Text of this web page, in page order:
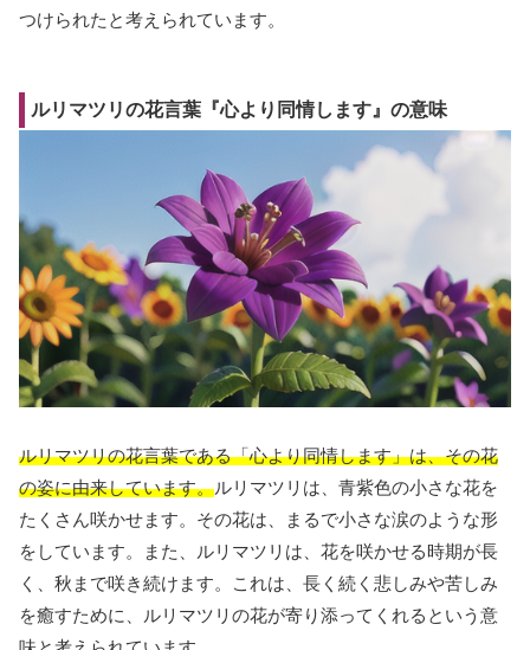
つけられたと考えられています。
ルリマツリの花言葉『心より同情します』の意味
ルリマツリの花言葉である「心より同情します」は、その花
の姿に由来しています。ルリマツリは、青紫色の小さな花を
たくさん咲かせます。その花は、まるで小さな涙のような形
をしています。また、ルリマツリは、花を咲かせる時期が長
く、秋まで咲き続けます。これは、長く続く悲しみや苦しみ
を癒すために、ルリマツリの花が寄り添ってくれるという意